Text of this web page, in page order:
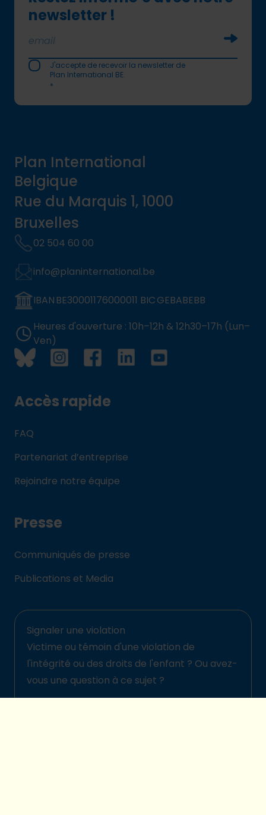
newsletter !
J'accepte de recevoir la newsletter de
Plan International BE.
*
Plan International
Belgique
Rue du Marquis 1, 1000
Bruxelles
02 504 60 00
info@planinternational.be
IBAN BE30001176000011 BIC GEBABEBB
Heures d'ouverture : 10h–12h & 12h30–17h (Lun–
Ven)
Accès rapide
FAQ
Partenariat d’entreprise
Rejoindre notre équipe
Presse
Communiqués de presse
Publications et Media
Signaler une violation
Victime ou témoin d'une violation de
l'intégrité ou des droits de l'enfant ? Ou avez-
vous une question à ce sujet ?